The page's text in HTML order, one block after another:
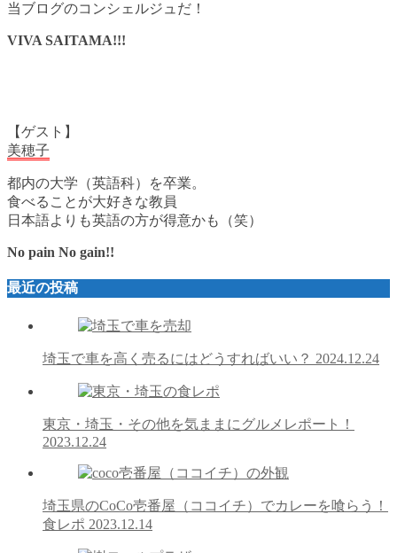
当ブログのコンシェルジュだ！
VIVA SAITAMA!!!
【ゲスト】
美穂子
都内の大学（英語科）を卒業。
食べることが大好きな教員
日本語よりも英語の方が得意かも（笑）
No pain No gain!!
最近の投稿
埼玉で車を高く売るにはどうすればいい？ 2024.12.24
東京・埼玉・その他を気ままにグルメレポート！
2023.12.24
埼玉県のCoCo壱番屋（ココイチ）でカレーを喰らう！
食レポ 2023.12.14